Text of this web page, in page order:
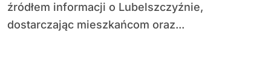
źródłem informacji o Lubelszczyźnie,
dostarczając mieszkańcom oraz...